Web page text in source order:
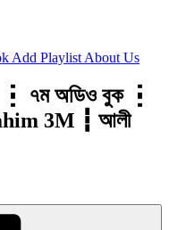
Add Playlist About Us
┇ ৭ম অডিও বুক ┇
3M ┇ আলী